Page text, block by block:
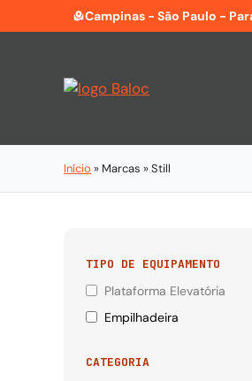
para
conteúdo
Campinas - São Paulo -
Início » Marcas »Still
TIPO DE EQUIPAMENTO
Plataforma Elevatória
Empilhadeira
CATEGORIA